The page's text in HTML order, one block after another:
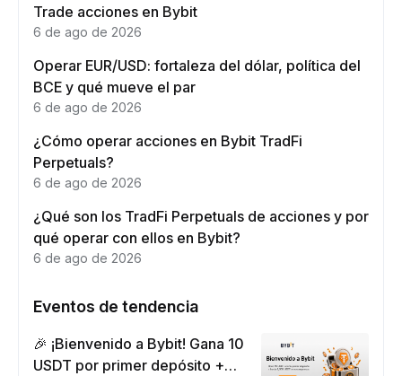
Trade acciones en Bybit
6 de ago de 2026
Operar EUR/USD: fortaleza del dólar, política del
BCE y qué mueve el par
6 de ago de 2026
¿Cómo operar acciones en Bybit TradFi
Perpetuals?
6 de ago de 2026
¿Qué son los TradFi Perpetuals de acciones y por
qué operar con ellos en Bybit?
6 de ago de 2026
Eventos de tendencia
🎉 ¡Bienvenido a Bybit! Gana 10
USDT por primer depósito +